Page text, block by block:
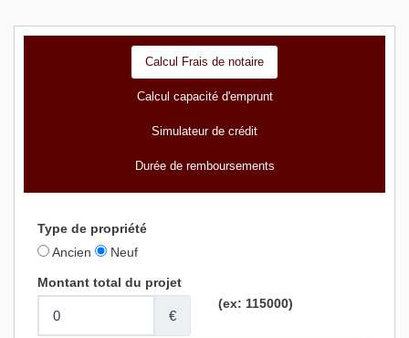
Calcul Frais de notaire
Calcul capacité d'emprunt
Simulateur de crédit
Durée de remboursements